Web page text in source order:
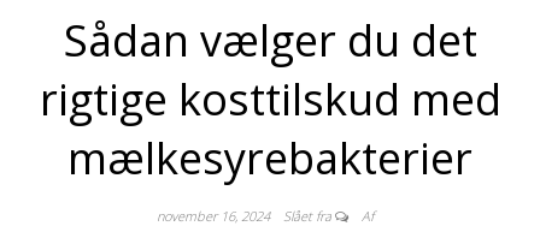
Sådan vælger du det
rigtige kosttilskud med
mælkesyrebakterier
november 16, 2024 Slået fra Af